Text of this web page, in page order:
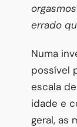
orgasmos
errado
Numa
possível
escala
idade e
geral, as